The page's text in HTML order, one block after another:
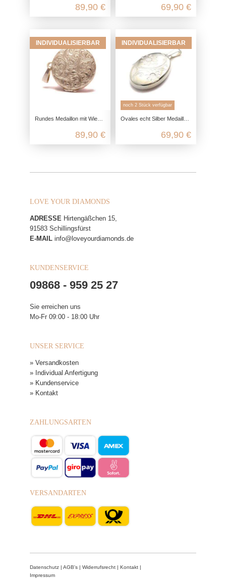
89,90 € 69,90 €
INDIVIDUALISIERBAR
Rundes Medaillon mit Wiener Gravur aus 925 Sterling Silber
89,90 €
INDIVIDUALISIERBAR
noch 2 Stück verfügbar
Ovales echt Silber Medaillon, 925 Foto Medaillon für 2 Bilder, Margerite Blumen Anhänger, Freundschaft Schmuck gravierbar
69,90 €
LOVE YOUR DIAMONDS
ADRESSE Hirtengäßchen 15,
91583 Schillingsfürst
E-MAIL info@loveyourdiamonds.de
KUNDENSERVICE
09868 - 959 25 27
Sie erreichen uns
Mo-Fr 09:00 - 18:00 Uhr
UNSER SERVICE
» Versandkosten
» Individual Anfertigung
» Kundenservice
» Kontakt
ZAHLUNGSARTEN
VERSANDARTEN
Datenschutz AGB's Widerrufsrecht Kontakt
Impressum